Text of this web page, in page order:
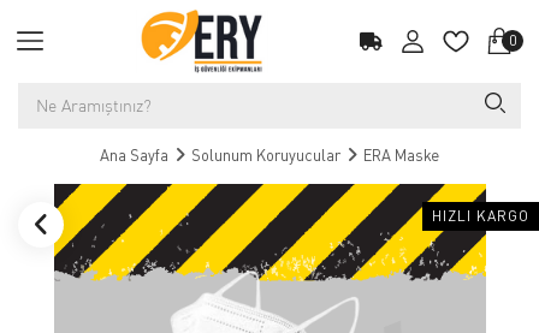
0
Ana Sayfa Solunum Koruyucular ERA Maske
HIZLI KARGO